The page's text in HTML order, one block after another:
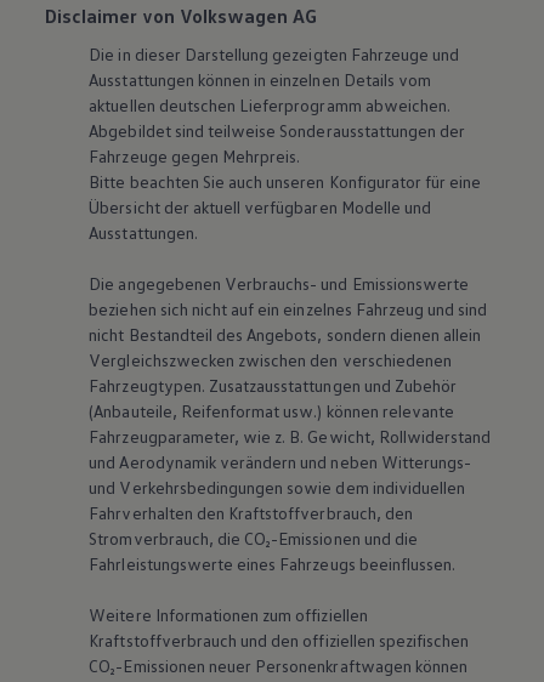
Disclaimer von Volkswagen AG
Die in dieser Darstellung gezeigten Fahrzeuge und
Ausstattungen können in einzelnen Details vom
aktuellen deutschen Lieferprogramm abweichen.
Abgebildet sind teilweise Sonderausstattungen der
Fahrzeuge gegen Mehrpreis.
Bitte beachten Sie auch unseren Konfigurator für eine
Übersicht der aktuell verfügbaren Modelle und
Ausstattungen.
Die angegebenen Verbrauchs- und Emissionswerte
beziehen sich nicht auf ein einzelnes Fahrzeug und sind
nicht Bestandteil des Angebots, sondern dienen allein
Vergleichszwecken zwischen den verschiedenen
Fahrzeugtypen. Zusatzausstattungen und Zubehör
(Anbauteile, Reifenformat usw.) können relevante
Fahrzeugparameter, wie z. B. Gewicht, Rollwiderstand
und Aerodynamik verändern und neben Witterungs-
und Verkehrsbedingungen sowie dem individuellen
Fahrverhalten den Kraftstoffverbrauch, den
Stromverbrauch, die CO₂-Emissionen und die
Fahrleistungswerte eines Fahrzeugs beeinflussen.
Weitere Informationen zum offiziellen
Kraftstoffverbrauch und den offiziellen spezifischen
CO₂-Emissionen neuer Personenkraftwagen können